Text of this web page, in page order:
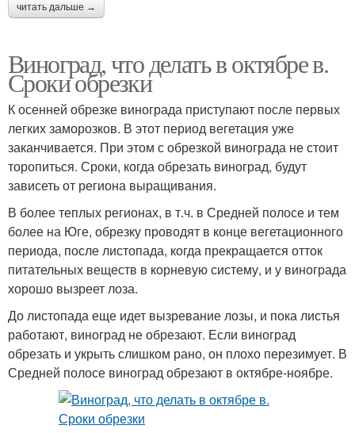
читать дальше →
Виноград, что делать в октябре в.
Сроки обрезки
К осенней обрезке винограда приступают после первых
легких заморозков. В этот период вегетация уже
заканчивается. При этом с обрезкой винограда не стоит
торопиться. Сроки, когда обрезать виноград, будут
зависеть от региона выращивания.
В более теплых регионах, в т.ч. в Средней полосе и тем
более на Юге, обрезку проводят в конце вегетационного
периода, после листопада, когда прекращается отток
питательных веществ в корневую систему, и у винограда
хорошо вызреет лоза.
До листопада еще идет вызревание лозы, и пока листья
работают, виноград не обрезают. Если виноград
обрезать и укрыть слишком рано, он плохо перезимует. В
Средней полосе виноград обрезают в октябре-ноябре.